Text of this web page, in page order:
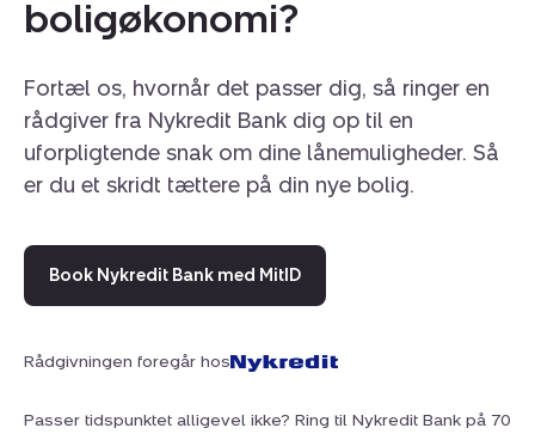
boligøkonomi?
Fortæl os, hvornår det passer dig, så ringer en
rådgiver fra Nykredit Bank dig op til en
uforpligtende snak om dine lånemuligheder. Så
er du et skridt tættere på din nye bolig.
Book Nykredit Bank med MitID
Rådgivningen foregår hos
Passer tidspunktet alligevel ikke? Ring til Nykredit Bank på 70